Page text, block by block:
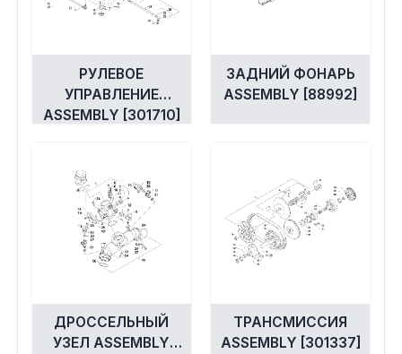
РУЛЕВОЕ
УПРАВЛЕНИЕ
ASSEMBLY [301710]
ЗАДНИЙ ФОНАРЬ
ASSEMBLY [88992]
ДРОССЕЛЬНЫЙ
УЗЕЛ ASSEMBLY
ТРАНСМИССИЯ
ASSEMBLY [301337]